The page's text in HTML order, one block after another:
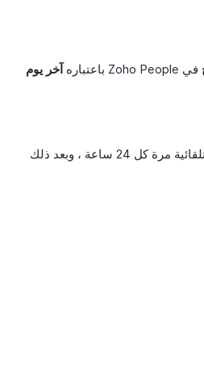
في Zoho People باعتباره
آخر يوم
: ستحدث المزامنة التلقائية مرة كل 24 ساعة ، وبعد ذلك